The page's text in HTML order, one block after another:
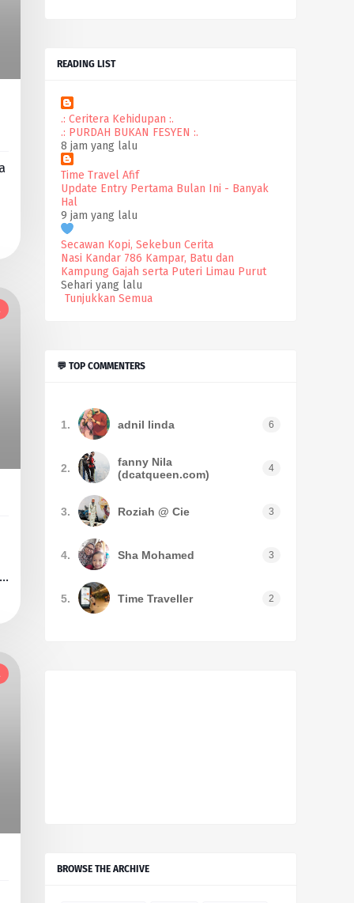
READING LIST
.: Ceritera Kehidupan :.
.: PURDAH BUKAN FESYEN :.
8 jam yang lalu
Time Travel Afif
Update Entry Pertama Bulan Ini - Banyak
Hal
9 jam yang lalu
Secawan Kopi, Sekebun Cerita
Nasi Kandar 786 Kampar, Batu dan
Kampung Gajah serta Puteri Limau Purut
Sehari yang lalu
Tunjukkan Semua
💬 TOP COMMENTERS
1. adnil linda 6
2.
fanny Nila
(dcatqueen.com)
4
3. Roziah @ Cie 3
4. Sha Mohamed 3
5. Time Traveller 2
BROWSE THE ARCHIVE